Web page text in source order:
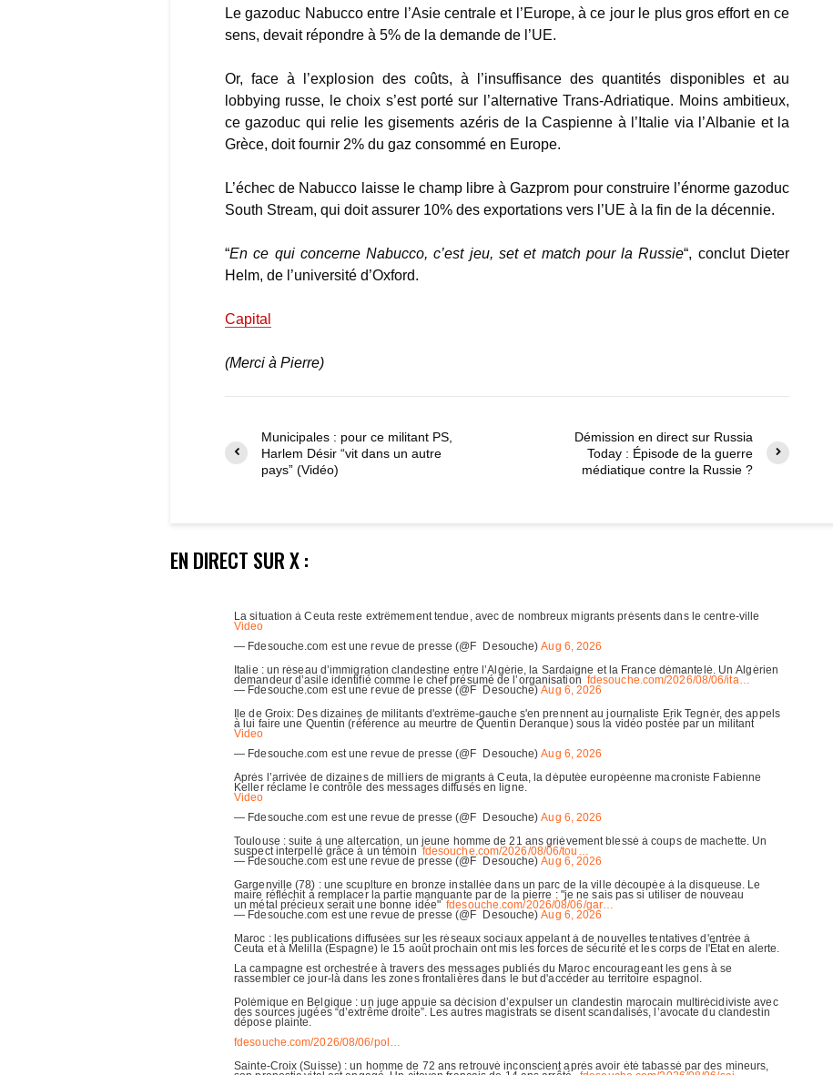
Le gazoduc Nabucco entre l’Asie centrale et l’Europe, à ce jour le plus gros effort en ce
sens, devait répondre à 5% de la demande de l’UE.
Or, face à l’explosion des coûts, à l’insuffisance des quantités disponibles et au
lobbying russe, le choix s’est porté sur l’alternative Trans-Adriatique. Moins ambitieux,
ce gazoduc qui relie les gisements azéris de la Caspienne à l’Italie via l’Albanie et la
Grèce, doit fournir 2% du gaz consommé en Europe.
L’échec de Nabucco laisse le champ libre à Gazprom pour construire l’énorme gazoduc
South Stream, qui doit assurer 10% des exportations vers l’UE à la fin de la décennie.
“En ce qui concerne Nabucco, c’est jeu, set et match pour la Russie“, conclut Dieter
Helm, de l’université d’Oxford.
Capital
(Merci à Pierre)
Municipales : pour ce militant PS,
Harlem Désir “vit dans un autre
pays” (Vidéo)
Démission en direct sur Russia
Today : Épisode de la guerre
médiatique contre la Russie ?
EN DIRECT SUR X :